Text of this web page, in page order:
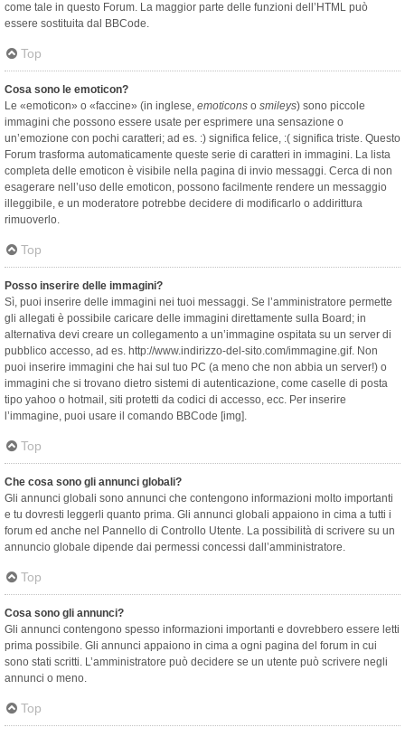
come tale in questo Forum. La maggior parte delle funzioni dell’HTML può
essere sostituita dal BBCode.
Top
Cosa sono le emoticon?
Le «emoticon» o «faccine» (in inglese, emoticons o smileys) sono piccole
immagini che possono essere usate per esprimere una sensazione o
un’emozione con pochi caratteri; ad es. :) significa felice, :( significa triste. Questo
Forum trasforma automaticamente queste serie di caratteri in immagini. La lista
completa delle emoticon è visibile nella pagina di invio messaggi. Cerca di non
esagerare nell’uso delle emoticon, possono facilmente rendere un messaggio
illeggibile, e un moderatore potrebbe decidere di modificarlo o addirittura
rimuoverlo.
Top
Posso inserire delle immagini?
Sì, puoi inserire delle immagini nei tuoi messaggi. Se l’amministratore permette
gli allegati è possibile caricare delle immagini direttamente sulla Board; in
alternativa devi creare un collegamento a un’immagine ospitata su un server di
pubblico accesso, ad es. http://www.indirizzo-del-sito.com/immagine.gif. Non
puoi inserire immagini che hai sul tuo PC (a meno che non abbia un server!) o
immagini che si trovano dietro sistemi di autenticazione, come caselle di posta
tipo yahoo o hotmail, siti protetti da codici di accesso, ecc. Per inserire
l’immagine, puoi usare il comando BBCode [img].
Top
Che cosa sono gli annunci globali?
Gli annunci globali sono annunci che contengono informazioni molto importanti
e tu dovresti leggerli quanto prima. Gli annunci globali appaiono in cima a tutti i
forum ed anche nel Pannello di Controllo Utente. La possibilità di scrivere su un
annuncio globale dipende dai permessi concessi dall’amministratore.
Top
Cosa sono gli annunci?
Gli annunci contengono spesso informazioni importanti e dovrebbero essere letti
prima possibile. Gli annunci appaiono in cima a ogni pagina del forum in cui
sono stati scritti. L’amministratore può decidere se un utente può scrivere negli
annunci o meno.
Top